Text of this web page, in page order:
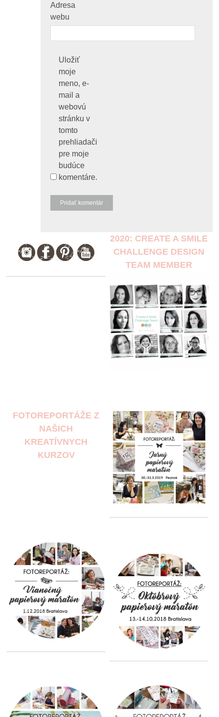
Adresa
webu
Uložiť
moje
meno, e-
mail a
webovú
stránku v
tomto
prehliadači
pre moje
budúce
komentáre.
2020: CREATE A SMILE
CHALLENGE DESIGN
TEAM MEMBER
FOTOREPORTÁŽE Z
NAŠICH
KREATÍVNYCH
KURZOV